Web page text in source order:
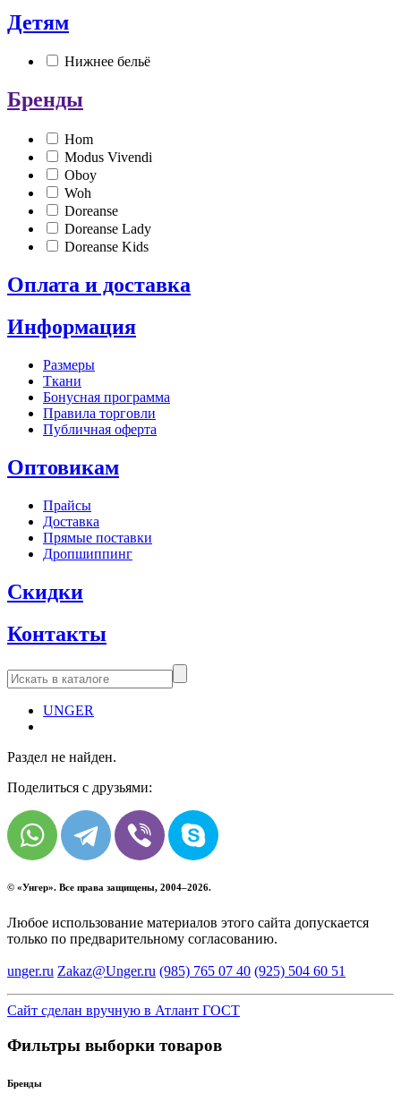
Детям
Нижнее бельё
Бренды
Hom
Modus Vivendi
Oboy
Woh
Doreanse
Doreanse Lady
Doreanse Kids
Оплата и доставка
Информация
Размеры
Ткани
Бонусная программа
Правила торговли
Публичная оферта
Оптовикам
Прайсы
Доставка
Прямые поставки
Дропшиппинг
Скидки
Контакты
UNGER
Раздел не найден.
Поделиться с друзьями:
© «Унгер». Все права защищены, 2004–2026.
Любое использование материалов этого сайта допускается
только по предварительному согласованию.
unger.ru Zakaz@Unger.ru (985) 765 07 40 (925) 504 60 51
Сайт сделан вручную в Атлант ГОСТ
Фильтры выборки товаров
Бренды